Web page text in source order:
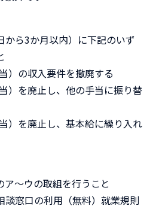
から3か月以内）に下記のいず
）の収入要件を撤廃する
）を廃止し、他の手当に振り替
）を廃止し、基本給に繰り入れ
ア～ウの取組を行うこと
窓口の利用（無料）就業規則